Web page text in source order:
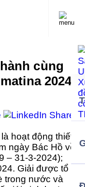
cùng
2024
hoạt động thiết
ngày Bác Hồ về
– 31-3-2024);
Giải được tổ
trong nước và